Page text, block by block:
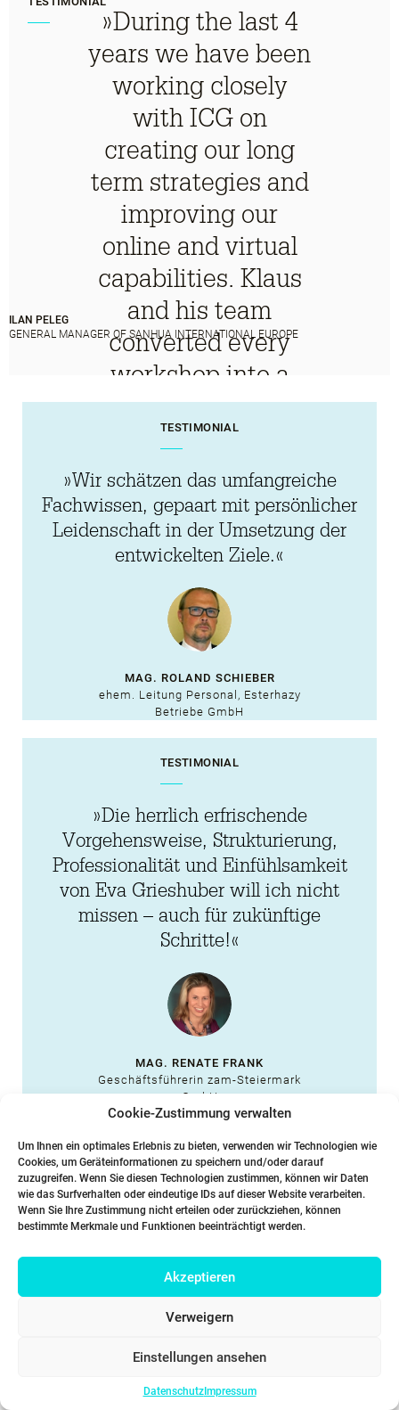
Cookie-Zustimmung verwalten
Um Ihnen ein optimales Erlebnis zu bieten, verwenden wir Technologien wie
Cookies, um Geräteinformationen zu speichern und/oder darauf
zuzugreifen. Wenn Sie diesen Technologien zustimmen, können wir Daten
wie das Surfverhalten oder eindeutige IDs auf dieser Website verarbeiten.
Wenn Sie Ihre Zustimmung nicht erteilen oder zurückziehen, können
bestimmte Merkmale und Funktionen beeinträchtigt werden.
Akzeptieren
Verweigern
Einstellungen ansehen
DatenschutzImpressum
»During the last 4
years we have been
working closely
with ICG on
creating our long
term strategies and
improving our
online and virtual
capabilities. Klaus
and his team
converted every
workshop into a
memorable
experience from
which my team
obtained excellent
skills and tools for
our success.«
ILAN PELEG
GENERAL MANAGER OF SANHUA INTERNATIONAL EUROPE
TESTIMONIAL
»Wir schätzen das umfangreiche
Fachwissen, gepaart mit persönlicher
Leidenschaft in der Umsetzung der
entwickelten Ziele.«
MAG. ROLAND SCHIEBER
ehem. Leitung Personal, Esterhazy
Betriebe GmbH
TESTIMONIAL
»Die herrlich erfrischende
Vorgehensweise, Strukturierung,
Professionalität und Einfühlsamkeit
von Eva Grieshuber will ich nicht
missen – auch für zukünftige
Schritte!«
MAG. RENATE FRANK
Geschäftsführerin zam-Steiermark
GmbH
TESTIMONIAL
»Wir haben das größte Projekt zur
Neuorganisation der Stadtverwaltung
seit vielen Jahrzehnten erfolgreich
mit ICG umgesetzt.«
UNIV.-DOZ. DI DR. GERHARD